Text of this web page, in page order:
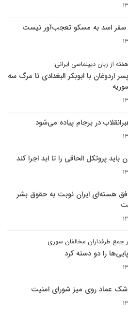
سفر اسد به مسکو تعجب‌آور نیست
از زبان دیپلماسی ایرانی:
اردوغان با ابوبکر البغدادی تا مرگ سه
در برجام پیاده می‌شود
باید پروتکل الحاقی را تا ابد اجرا کند
هسته‌ای ایران نوبت به حقوق بشر
جمع طرفداران مخالفان سوری
را دو دسته کرد
عماد روی میز شورای امنیت